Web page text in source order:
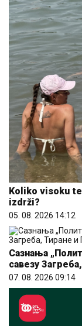
Koliko visoku
izdrži?
05. 08. 2026 14:12
Сазнања
савезу
07. 08. 2026 09:14